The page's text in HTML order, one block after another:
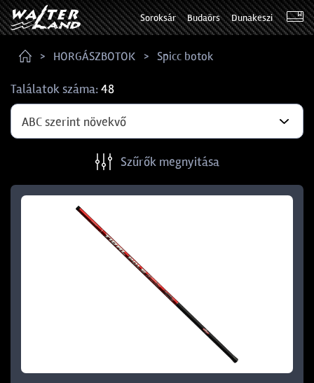
Soroksár Budaörs Dunakeszi
HORGÁSZBOTOK Spicc botok
Találatok száma:48
ABC szerint növekvő
Szűrők megnyitása